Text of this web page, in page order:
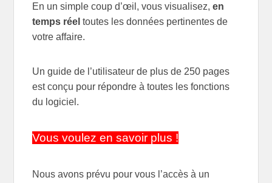
En un simple coup d’œil, vous visualisez,en
temps réel toutes les données pertinentes de
votre affaire.
Un guide de l’utilisateur de plus de 250 pages
est conçu pour répondre à toutes les fonctions
du logiciel.
Vous voulez en savoir plus !
Nous avons prévu pour vous l’accès à un